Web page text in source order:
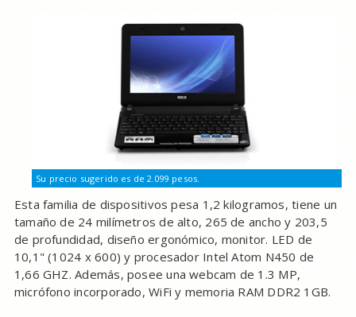
Su precio sugerido es de 2.099 pesos.
Esta familia de dispositivos pesa 1,2 kilogramos, tiene un
tamaño de 24 milímetros de alto, 265 de ancho y 203,5
de profundidad, diseño ergonómico, monitor. LED de
10,1" (1024 x 600) y procesador Intel Atom N450 de
1,66 GHZ. Además, posee una webcam de 1.3 MP,
micrófono incorporado, WiFi y memoria RAM DDR2 1GB.